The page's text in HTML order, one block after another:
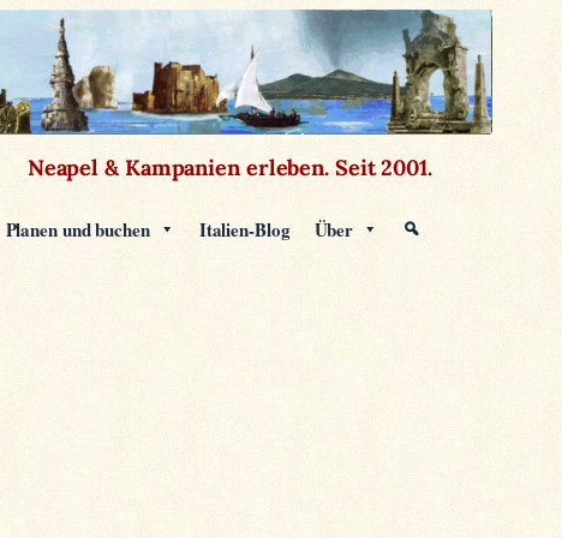
Neapel & Kampanien erleben. Seit 2001.
Planen und buchen Italien-Blog Über